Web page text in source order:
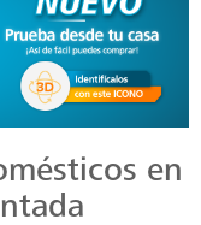
en